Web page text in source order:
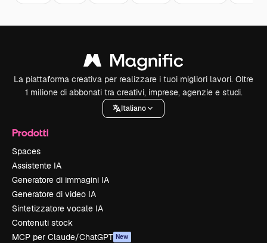
La piattaforma creativa per realizzare i tuoi migliori lavori. Oltre
1 milione di abbonati tra creativi, imprese, agenzie e studi.
Italiano
Prodotti
Spaces
Assistente IA
Generatore di immagini IA
Generatore di video IA
Sintetizzatore vocale IA
Contenuti stock
MCP per Claude/ChatGPT New